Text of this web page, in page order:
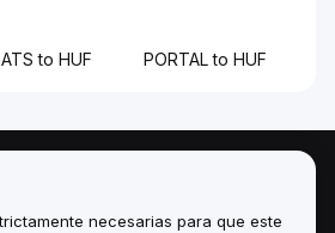
to HUF PORTAL to HUF
necesarias para que este